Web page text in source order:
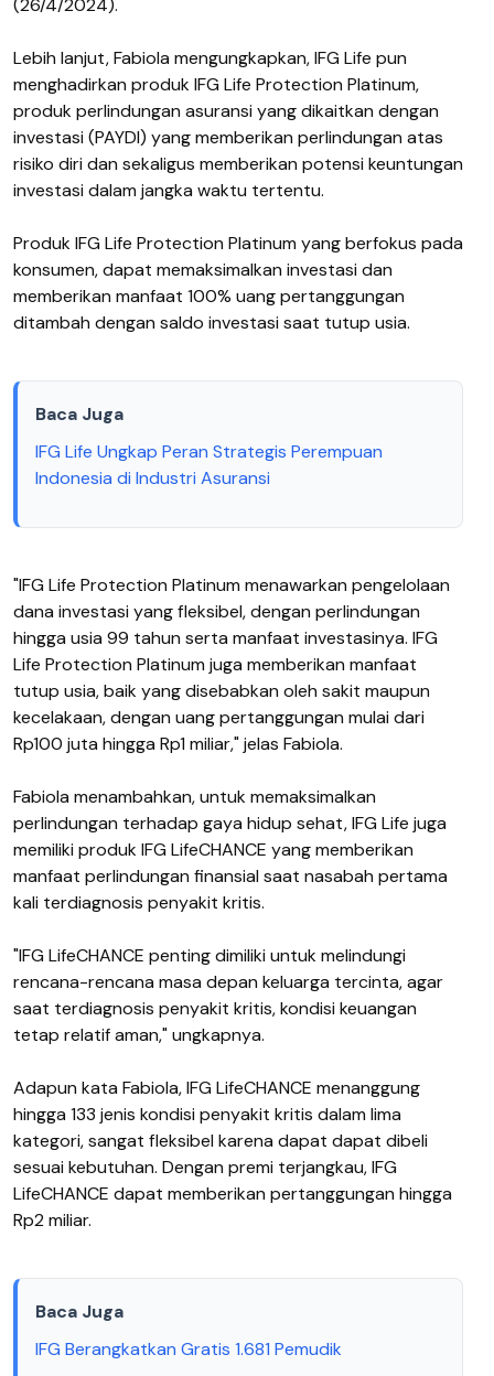
(26/4/2024).
Lebih lanjut, Fabiola mengungkapkan, IFG Life pun
menghadirkan produk IFG Life Protection Platinum,
produk perlindungan asuransi yang dikaitkan dengan
investasi (PAYDI) yang memberikan perlindungan atas
risiko diri dan sekaligus memberikan potensi keuntungan
investasi dalam jangka waktu tertentu.
Produk IFG Life Protection Platinum yang berfokus pada
konsumen, dapat memaksimalkan investasi dan
memberikan manfaat 100% uang pertanggungan
ditambah dengan saldo investasi saat tutup usia.
Baca Juga
IFG Life Ungkap Peran Strategis Perempuan
Indonesia di Industri Asuransi
"IFG Life Protection Platinum menawarkan pengelolaan
dana investasi yang fleksibel, dengan perlindungan
hingga usia 99 tahun serta manfaat investasinya. IFG
Life Protection Platinum juga memberikan manfaat
tutup usia, baik yang disebabkan oleh sakit maupun
kecelakaan, dengan uang pertanggungan mulai dari
Rp100 juta hingga Rp1 miliar," jelas Fabiola.
Fabiola menambahkan, untuk memaksimalkan
perlindungan terhadap gaya hidup sehat, IFG Life juga
memiliki produk IFG LifeCHANCE yang memberikan
manfaat perlindungan finansial saat nasabah pertama
kali terdiagnosis penyakit kritis.
"IFG LifeCHANCE penting dimiliki untuk melindungi
rencana-rencana masa depan keluarga tercinta, agar
saat terdiagnosis penyakit kritis, kondisi keuangan
tetap relatif aman," ungkapnya.
Adapun kata Fabiola, IFG LifeCHANCE menanggung
hingga 133 jenis kondisi penyakit kritis dalam lima
kategori, sangat fleksibel karena dapat dapat dibeli
sesuai kebutuhan. Dengan premi terjangkau, IFG
LifeCHANCE dapat memberikan pertanggungan hingga
Rp2 miliar.
Baca Juga
IFG Berangkatkan Gratis 1.681 Pemudik